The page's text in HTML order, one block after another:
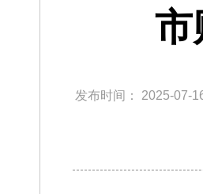
市
发布时间： 2025-07-